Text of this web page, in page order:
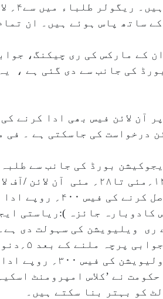
کے مارکس کی ری چیکنگ،
کی جانب سے دی گئی ہے ،
آن لائن فیس بھی ادا کرنے کی
بورڈ کی جانب سے
کی سہولت بھی مہیا کرائی گئی ہے ۔
روپے ادا کرنی ہوگی۔
ری ویلیویشن کی سہولت دی
لینا
روپے ادا کرنی ہوگی۔
کو بہتر بنا سکتے ہیں۔